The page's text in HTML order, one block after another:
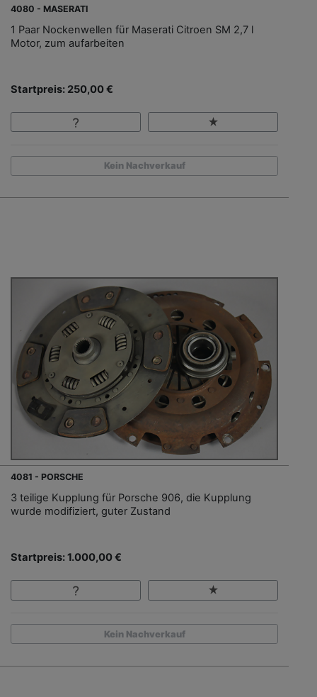
4080 - MASERATI
1 Paar Nockenwellen für Maserati Citroen SM 2,7 l
Motor, zum aufarbeiten
Startpreis: 250,00 €
Kein Nachverkauf
4081 - PORSCHE
3 teilige Kupplung für Porsche 906, die Kupplung
wurde modifiziert, guter Zustand
Startpreis: 1.000,00 €
Kein Nachverkauf